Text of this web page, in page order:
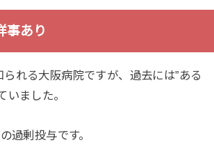
事あり
れる大阪病院ですが、過去には”ある
いました。
過剰投与です。